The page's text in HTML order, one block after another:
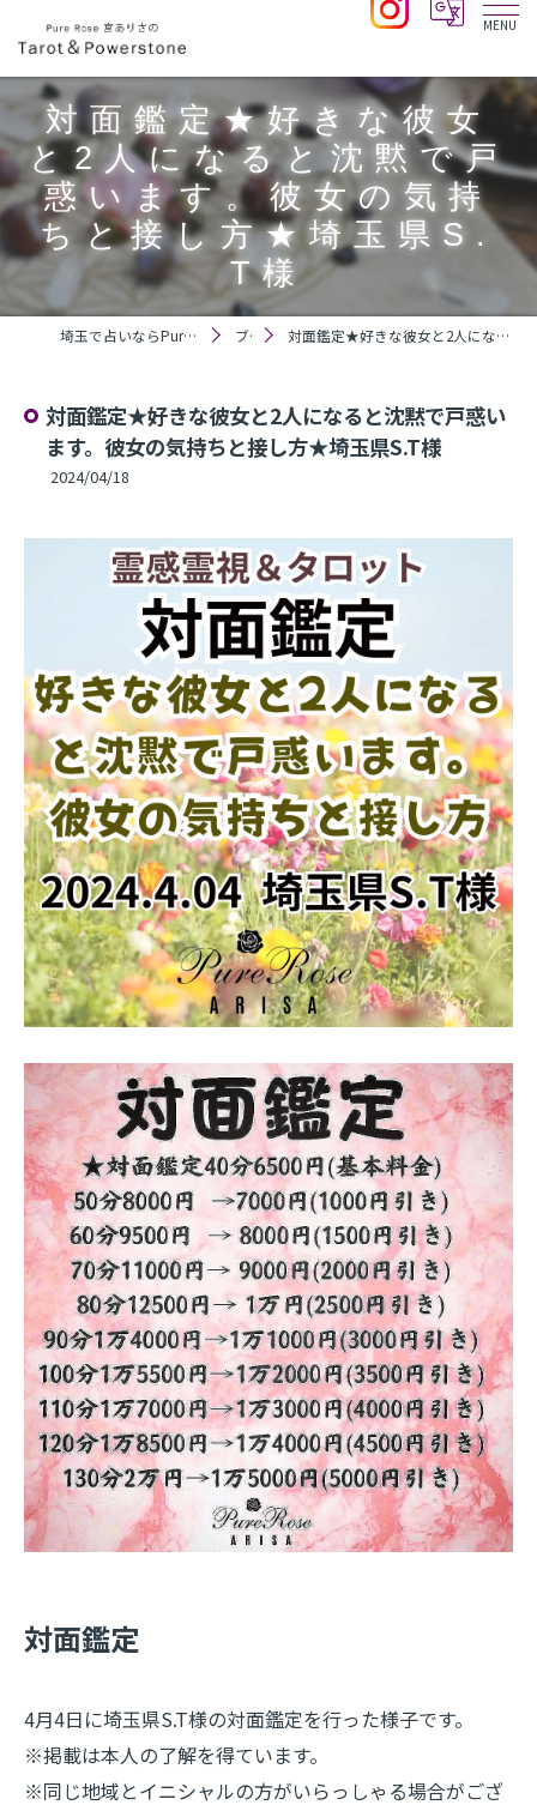
対面鑑定★好きな彼女
と2人になると沈黙で戸
惑います。彼女の気持
ちと接し方★埼玉県S.
T様
埼玉で占いならPure Rose 宮ありさのTarot＆Powerstone ブログ 対面鑑定★好きな彼女と2人になると沈黙で戸惑います。彼女の気持ちと接し方★埼玉県S.T様
対面鑑定★好きな彼女と2人になると沈黙で戸惑い
ます。彼女の気持ちと接し方★埼玉県S.T様
2024/04/18
​対面鑑定
4月4日に埼玉県S.T様の対面鑑定を行った様子です。
※掲載は本人の了解を得ています。
※同じ地域とイニシャルの方がいらっしゃる場合がござ